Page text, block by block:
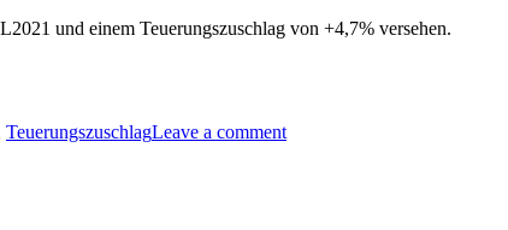
und einem Teuerungszuschlag von +4,7% versehen.
TeuerungszuschlagLeave a comment